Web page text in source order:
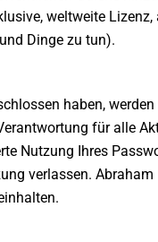
weltweite
Dinge zu tun).
haben,
für alle
Nutzung Ihres
verlassen.